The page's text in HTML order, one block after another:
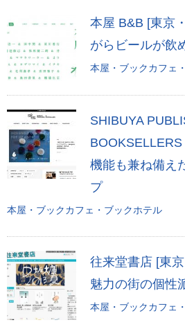
本屋 B&B [東京
がらビールが飲
本屋・ブックカフェ
SHIBUYA
機能も兼ね備え
プ
本屋・ブックカフェ・ブックホテル
往来堂書店 [東
魅力の街の個性
本屋・ブックカフェ